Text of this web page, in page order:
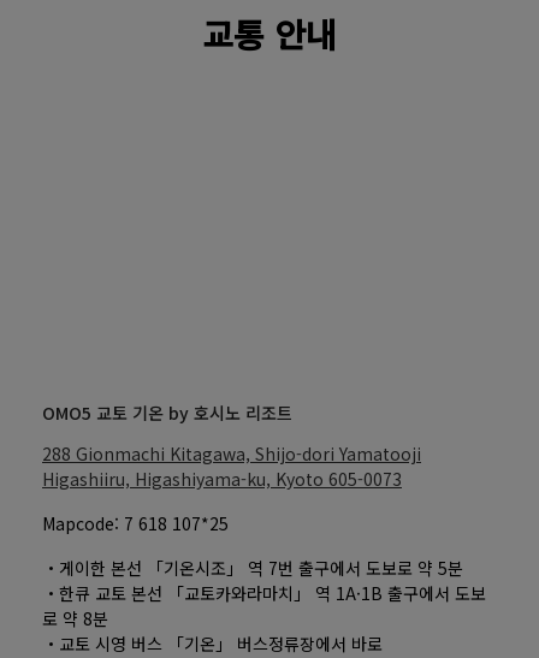
교통 안내
OMO5 교토 기온 by 호시노 리조트
288 Gionmachi Kitagawa, Shijo-dori Yamatooji
Higashiiru, Higashiyama-ku, Kyoto 605-0073
Mapcode: 7 618 107*25
・게이한 본선 「기온시조」 역 7번 출구에서 도보로 약 5분
・한큐 교토 본선 「교토카와라마치」 역 1A·1B 출구에서 도보
로 약 8분
・교토 시영 버스 「기온」 버스정류장에서 바로